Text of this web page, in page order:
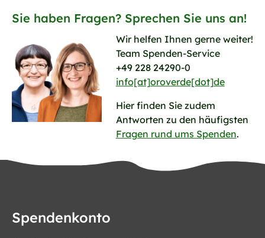
Sie haben Fragen? Sprechen Sie uns an!
Wir helfen Ihnen gerne weiter!
Team Spenden-Service
+49 228 24290-0
info[at]oroverde[dot]de
Hier finden Sie zudem
Antworten zu den häufigsten
Fragen rund ums Spenden.
Spendenkonto